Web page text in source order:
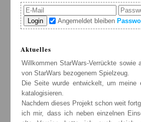
Login Angemeldet bleiben
Aktuelles
Willkommen StarWars-Verrückte sowie
von StarWars bezogenem Spielzeug.
Die Seite wurde entwickelt, um meine
katalogisieren.
Nachdem dieses Projekt schon weit
ich mir, dass ich neben einzelnen